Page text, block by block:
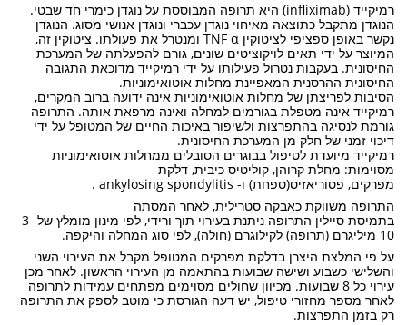
רמיקייד (infliximab) היא תרופה המבוססת על נוגדן כימרי חד שבטי.
הנוגדן מתקבל כתוצאה מאיחוי נוגדן עכברי ונוגדן אנושי מסוג. הנוגדן
נקשר באופן ספציפי לציטוקין TNF α ומנטרל את פעולתו. ציטוקין זה,
המיוצר על ידי תאים לויקוציטים שונים, גורם להפעלתה של המערכת
החיסונית. בעקבות נטרול פעילותו על ידי רמיקייד מדוכאת התגובה
החיסונית ההרסנית המאפיינת מחלות אוטואימוניות.
הסיבות לפריצתן של מחלות אוטואימוניות אינה ידועה ברוב המקרים,
רמיקייד אינה מטפלת בגורמים למחלה ואינה מרפאת אותה. התרופה
גורמת לנסיגה בהתפרצות ולשיפור באיכות החיים של המטופל על ידי
דיכוי זמני של חלק מן המערכת החיסונית.
רמיקייד מיועדת לטיפול בבוגרים הסובלים ממחלות אוטואימוניות
מסוימות: מחלת קרוהן, קוליטיס כיבית, דלקת
מפרקים, פסוריאזיס(ספחת) ו- ankylosing spondylitis .
התרופה משווקת כאבקה סטרילית, לאחר המסתה
בתמיסת סיילין התרופה ניתנת בעירוי תוך ורידי, לפי מינון מומלץ של 3-
10 מיליגרם (תרופה) לקילוגרם (חולה), לפי סוג המחלה והיקפה.
על פי המלצת היצרן בדלקת מפרקים המטופל מקבל את העירוי השני
והשלישי כשבוע ושישה שבועות בהתאמה מן העירוי הראשון. לאחר מכן
עירוי כל 8 שבועות. מכיוון שחולים מסוימים מפתחים עמידות לתרופה
לאחר מספר מחזורי טיפול, יש דעה הגורסת כי מוטב לספק את התרופה
רק בזמן התפרצות.